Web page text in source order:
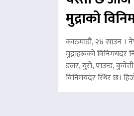
मुद्राको
काठमाडौं, २४ साउन ।
मुद्राहरूको विनिमयदर
डलर, युरो, पाउन्ड,
विनिमयदर स्थिर छ।